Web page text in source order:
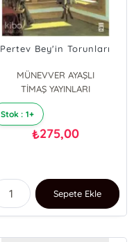
Pertev Bey'in Torunları
MÜNEVVER AYAŞLI
TİMAŞ YAYINLARI
Stok : 1+
₺275,00
Sepete Ekle